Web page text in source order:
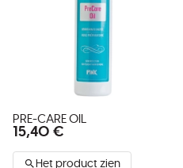
PRE-CARE OIL
15,40 €
Het product zien